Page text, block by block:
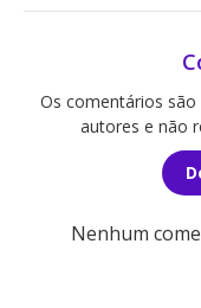
Os comentários são
autores e não
Nenhum